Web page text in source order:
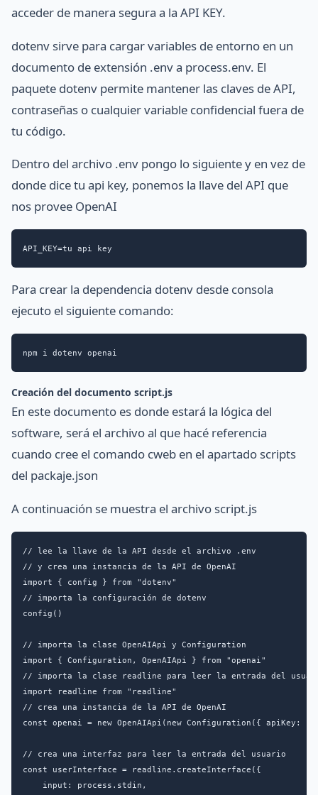
acceder de manera segura a la API KEY.
dotenv sirve para cargar variables de entorno en un
documento de extensión .env a process.env. El
paquete dotenv permite mantener las claves de API,
contraseñas o cualquier variable confidencial fuera de
tu código.
Dentro del archivo .env pongo lo siguiente y en vez de
donde dice tu api key, ponemos la llave del API que
nos provee OpenAI
API_KEY=tu api key
Para crear la dependencia dotenv desde consola
ejecuto el siguiente comando:
npm i dotenv openai
Creación del documento script.js
En este documento es donde estará la lógica del
software, será el archivo al que hacé referencia
cuando cree el comando cweb en el apartado scripts
del packaje.json
A continuación se muestra el archivo script.js
// lee la llave de la API desde el archivo .env
// y crea una instancia de la API de OpenAI
import { config } from "dotenv"
// importa la configuración de dotenv
config()
// importa la clase OpenAIApi y Configuration
import { Configuration, OpenAIApi } from "openai"
// importa la clase readline para leer la entrada del
import readline from "readline"
// crea una instancia de la API de OpenAI
const openai = new OpenAIApi(new Configuration({ apiKey:
// crea una interfaz para leer la entrada del usuario
const userInterface = readline.createInterface({
    input: process.stdin,